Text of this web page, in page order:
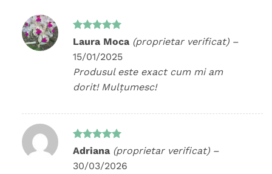
Evaluat la
din 5
Laura Moca (proprietar verificat) –
15/01/2025
Produsul este exact cum mi am
dorit! Mulțumesc!
Evaluat la
5din 5
Adriana (proprietar verificat) –
30/03/2026